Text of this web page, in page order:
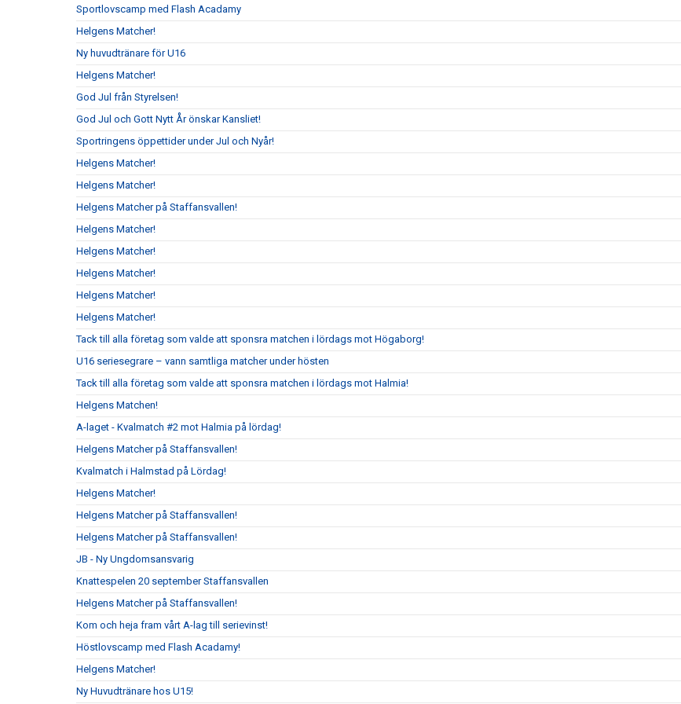
Sportlovscamp med Flash Acadamy
Helgens Matcher!
Ny huvudtränare för U16
Helgens Matcher!
God Jul från Styrelsen!
God Jul och Gott Nytt År önskar Kansliet!
Sportringens öppettider under Jul och Nyår!
Helgens Matcher!
Helgens Matcher!
Helgens Matcher på Staffansvallen!
Helgens Matcher!
Helgens Matcher!
Helgens Matcher!
Helgens Matcher!
Helgens Matcher!
Tack till alla företag som valde att sponsra matchen i lördags mot Högaborg!
U16 seriesegrare – vann samtliga matcher under hösten
Tack till alla företag som valde att sponsra matchen i lördags mot Halmia!
Helgens Matchen!
A-laget - Kvalmatch #2 mot Halmia på lördag!
Helgens Matcher på Staffansvallen!
Kvalmatch i Halmstad på Lördag!
Helgens Matcher!
Helgens Matcher på Staffansvallen!
Helgens Matcher på Staffansvallen!
JB - Ny Ungdomsansvarig
Knattespelen 20 september Staffansvallen
Helgens Matcher på Staffansvallen!
Kom och heja fram vårt A-lag till serievinst!
Höstlovscamp med Flash Acadamy!
Helgens Matcher!
Ny Huvudtränare hos U15!